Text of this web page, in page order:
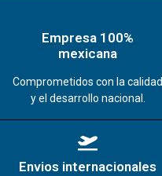
Empresa 100%
mexicana
Comprometidos con la calidad
y el desarrollo nacional.
Envios internacionales